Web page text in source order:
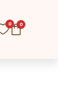
0 0